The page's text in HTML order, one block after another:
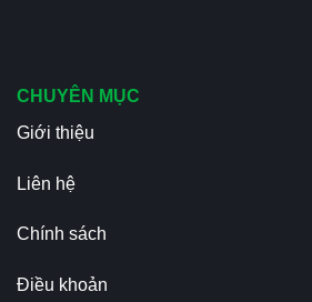
CHUYÊN MỤC
Giới thiệu
Liên hệ
Chính sách
Điều khoản